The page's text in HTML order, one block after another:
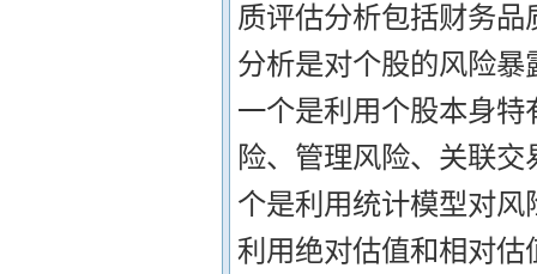
质评估分析包括财务
分析是对个股的风险
一个是利用个股本身
险、管理风险、关联
个是利用统计模型对
利用绝对估值和相对